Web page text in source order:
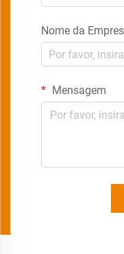
Nome da
Mensagem